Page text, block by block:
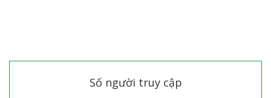
Số người truy cập